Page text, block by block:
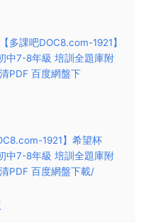
課吧DOC8.com-1921】
中7-8年級 培訓全題庫附
PDF 百度網盤下
1921】希望杯
中7-8年級 培訓全題庫附
PDF 百度網盤下載/